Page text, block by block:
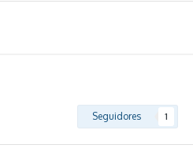
Seguidores 1